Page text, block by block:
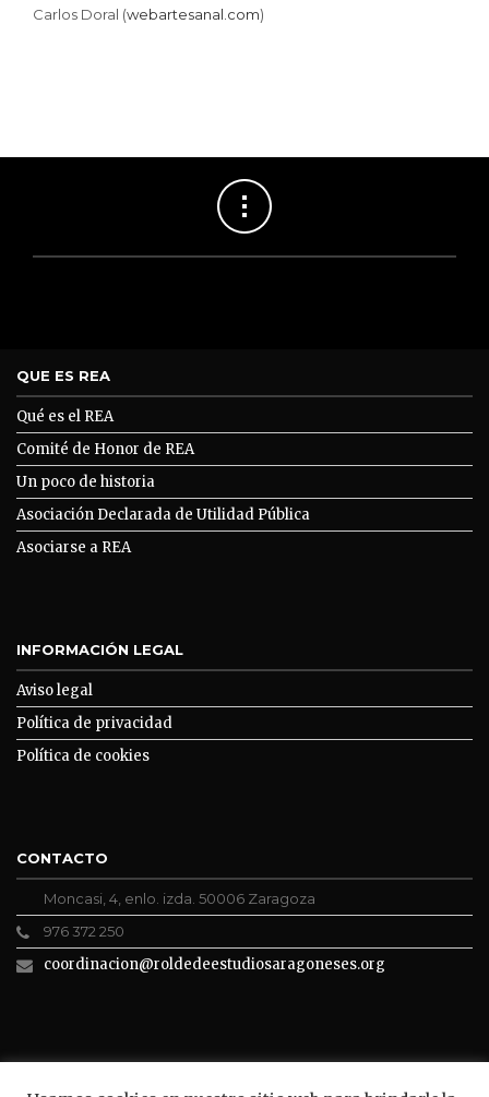
Carlos Doral (webartesanal.com)
QUE ES REA
Qué es el REA
Comité de Honor de REA
Un poco de historia
Asociación Declarada de Utilidad Pública
Asociarse a REA
INFORMACIÓN LEGAL
Aviso legal
Política de privacidad
Política de cookies
CONTACTO
Moncasi, 4, enlo. izda. 50006 Zaragoza
976 372 250
coordinacion@roldedeestudiosaragoneses.org
ROLDE CONECTA